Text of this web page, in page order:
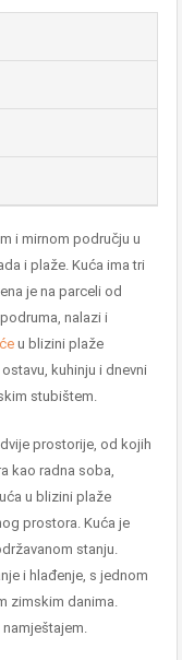
i mirnom području u
i plaže. Kuća ima tri
je na parceli od
nalazi i
u blizini plaže
kuhinju i dnevni
stubištem.
prostorije, od kojih
kao radna soba,
u blizini plaže
prostora. Kuća je
stanju.
i hlađenje, s jednom
zimskim danima.